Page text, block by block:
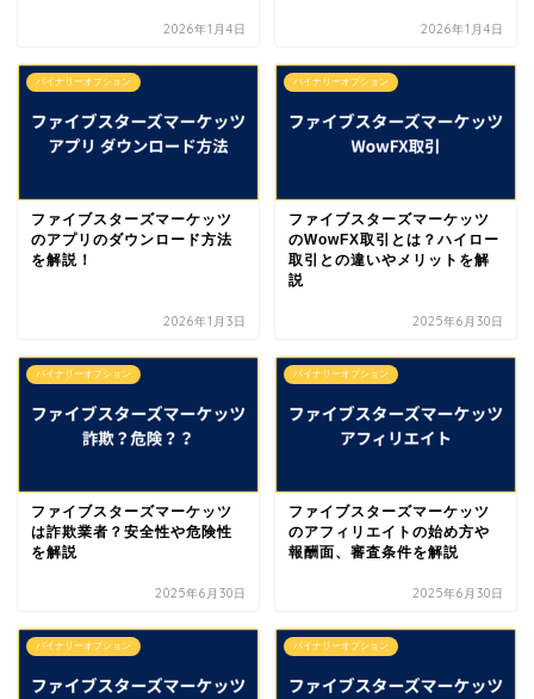
2026年1月4日 2026年1月4日
バイナリーオプション
ファイブスターズマーケッツ
のアプリのダウンロード方法
を解説！
2026年1月3日
バイナリーオプション
ファイブスターズマーケッツ
のWowFX取引とは？ハイロー
取引との違いやメリットを解
説
2025年6月30日
バイナリーオプション
ファイブスターズマーケッツ
は詐欺業者？安全性や危険性
を解説
2025年6月30日
バイナリーオプション
ファイブスターズマーケッツ
のアフィリエイトの始め方や
報酬面、審査条件を解説
2025年6月30日
バイナリーオプション バイナリーオプション